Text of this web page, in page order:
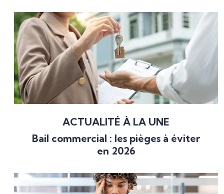
ACTUALITÉ À LA UNE
Bail commercial : les pièges à éviter
en 2026